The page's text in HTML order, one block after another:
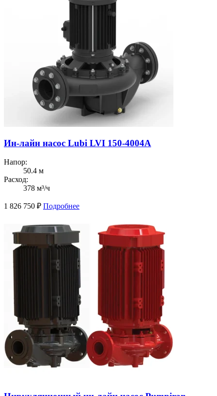
Ин-лайн насос Lubi LVI 150-4004A
Напор:
50.4 м
Расход:
378 м³/ч
1 826 750 ₽ Подробнее